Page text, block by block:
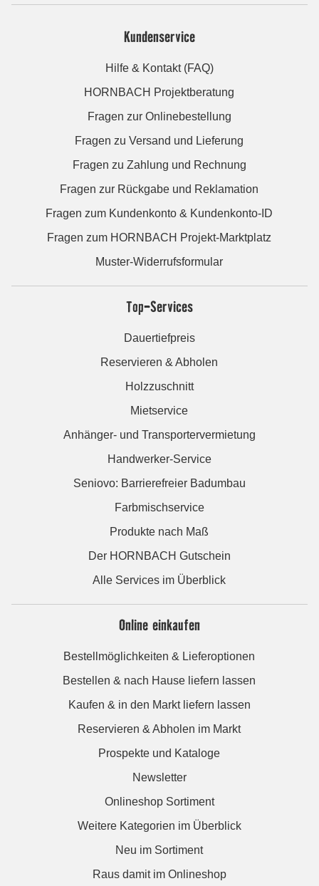
Kundenservice
Hilfe & Kontakt (FAQ)
HORNBACH Projektberatung
Fragen zur Onlinebestellung
Fragen zu Versand und Lieferung
Fragen zu Zahlung und Rechnung
Fragen zur Rückgabe und Reklamation
Fragen zum Kundenkonto & Kundenkonto-ID
Fragen zum HORNBACH Projekt-Marktplatz
Muster-Widerrufsformular
Top-Services
Dauertiefpreis
Reservieren & Abholen
Holzzuschnitt
Mietservice
Anhänger- und Transportervermietung
Handwerker-Service
Seniovo: Barrierefreier Badumbau
Farbmischservice
Produkte nach Maß
Der HORNBACH Gutschein
Alle Services im Überblick
Online einkaufen
Bestellmöglichkeiten & Lieferoptionen
Bestellen & nach Hause liefern lassen
Kaufen & in den Markt liefern lassen
Reservieren & Abholen im Markt
Prospekte und Kataloge
Newsletter
Onlineshop Sortiment
Weitere Kategorien im Überblick
Neu im Sortiment
Raus damit im Onlineshop